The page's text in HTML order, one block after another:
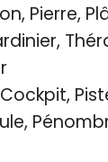
Pierre,